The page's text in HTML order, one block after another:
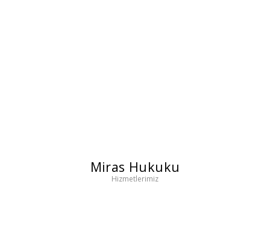
Miras Hukuku
Hizmetlerimiz